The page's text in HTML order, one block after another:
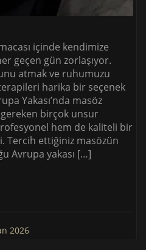
içinde kendimize
geçen gün zorlaşıyor.
atmak ve ruhumuzu
harika bir seçenek
Yakası’nda masöz
birçok unsur
hem de kaliteli bir
Tercih ettiğiniz masözün
Avrupa yakası […]
2026